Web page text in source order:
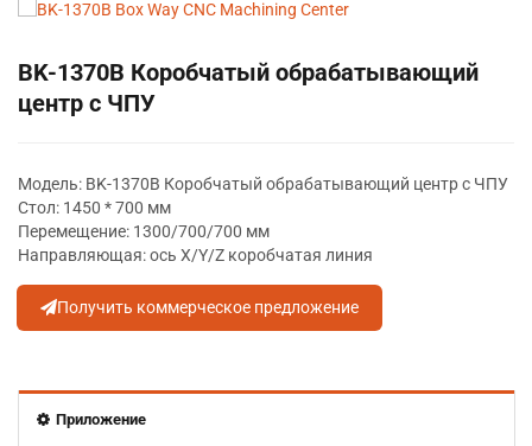
BK-1370B Коробчатый обрабатывающий
центр с ЧПУ
Модель: BK-1370B Коробчатый обрабатывающий центр с ЧПУ
Стол: 1450 * 700 мм
Перемещение: 1300/700/700 мм
Направляющая: ось X/Y/Z коробчатая линия
Получить коммерческое предложение
Приложение